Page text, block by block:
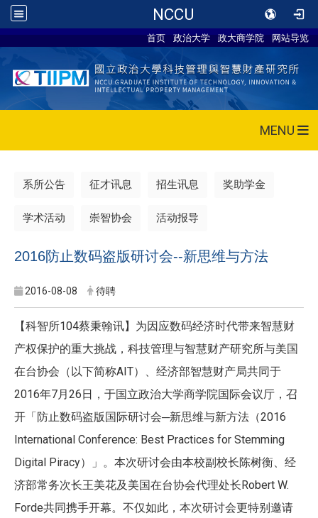
NCCU
首页 政治大学 政大商学院 网站导览
MENU
系所公告 征才讯息 招生讯息 奖助学金
学术活动 崇智协会 活动报导
2016防止数码盗版研讨会--新思维与方法
2016-08-08 待聘
【科智所104蔡秉翰讯】为因应数码经济时代带来智慧财
产权保护的重大挑战，科技管理与智慧财产研究所与美国
在台协会（以下简称AIT）、经济部智慧财产局共同于
2016年7月 26 日，于国立政治大学商学院国际会议厅，召
开「防止数码盗版国际研讨会─新思维与新方法（2016
International Conference: Best Practices for Stemming
Digital Piracy）」。本次研讨会由本校副校长陈树衡、经
济部常务次长王美花及美国在台协会代理处长Robert W.
Forde共同携手开幕。不仅如此，本次研讨会更特别邀请